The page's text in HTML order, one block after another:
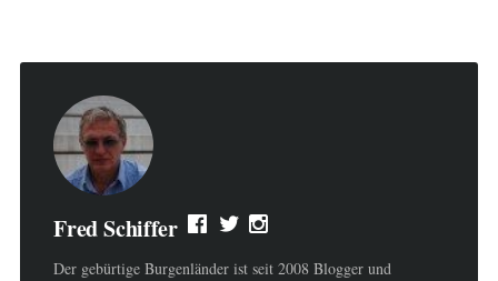
Fred Schiffer
Der gebürtige Burgenländer ist seit 2008 Blogger und